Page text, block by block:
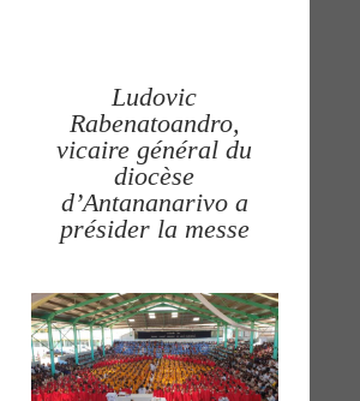
Ludovic
Rabenatoandro,
vicaire général du
diocèse
d’Antananarivo a
présider la messe